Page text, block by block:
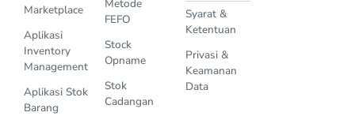
Marketplace
Aplikasi
Inventory
Management
Aplikasi Stok
Barang
Metode
FEFO
Stock
Opname
Stok
Cadangan
Syarat &
Ketentuan
Privasi &
Keamanan
Data